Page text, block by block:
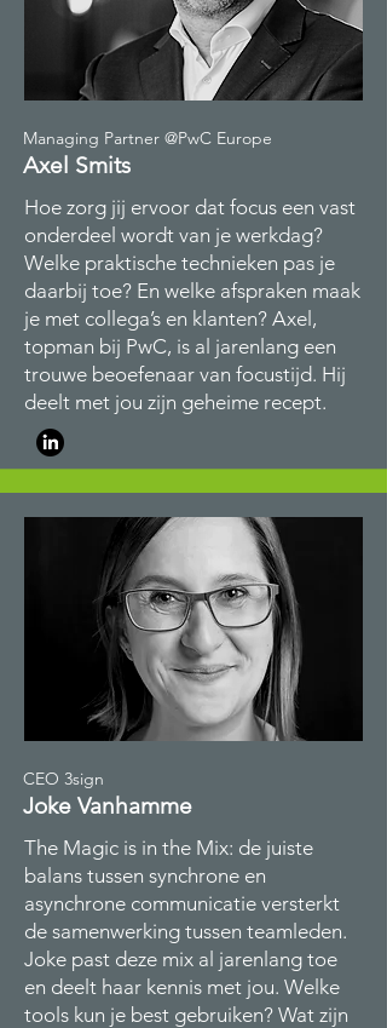
Managing Partner @PwC Europe
Axel Smits
Hoe zorg jij ervoor dat focus een vast
onderdeel wordt van je werkdag?
Welke praktische technieken pas je
daarbij toe? En welke afspraken maak
je met collega’s en klanten? Axel,
topman bij PwC, is al jarenlang een
trouwe beoefenaar van focustijd. Hij
deelt met jou zijn geheime recept.
CEO 3sign
Joke Vanhamme
The Magic is in the Mix: de juiste
balans tussen synchrone en
asynchrone communicatie versterkt
de samenwerking tussen teamleden.
Joke past deze mix al jarenlang toe
en deelt haar kennis met jou. Welke
tools kun je best gebruiken? Wat zijn